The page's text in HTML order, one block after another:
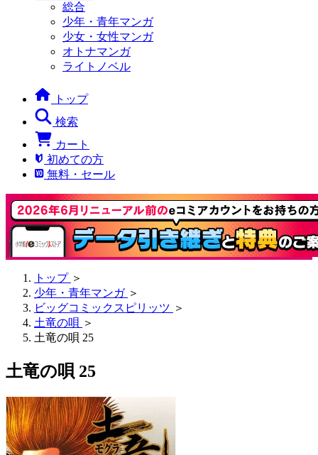
総合
少年・青年マンガ
少女・女性マンガ
オトナマンガ
ライトノベル
トップ
検索
カート
初めての方
無料・セール
トップ ＞
少年・青年マンガ ＞
ビッグコミックスピリッツ ＞
土竜の唄 ＞
土竜の唄 25
土竜の唄 25